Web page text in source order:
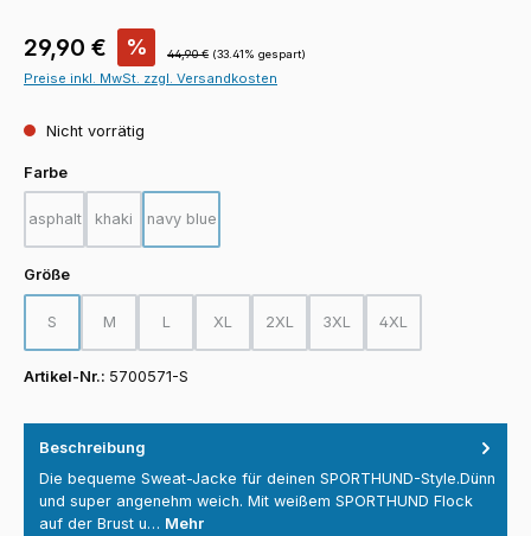
Verkaufspreis:
29,90 € % Regulärer Preis:
44,90 € (33.41% gespart)
Preise inkl. MwSt. zzgl. Versandkosten
Nicht vorrätig
Farbeauswählen
asphalt
(Diese Option ist zurzeit nicht verfügbar.)
khaki
(Diese Option ist zurzeit nicht verfügbar.)
navy blue
(Diese Option ist zurzeit nicht verfügbar.)
Größeauswählen
S
(Diese Option ist zurzeit nicht verfügbar.)
M
(Diese Option ist zurzeit nicht verfügbar.)
L
(Diese Option ist zurzeit nicht verfügbar.)
XL
(Diese Option ist zurzeit nicht verfügbar.)
2XL
(Diese Option ist zurzeit nicht
3XL
(Diese Option ist zurzeit
4XL
(Diese Option ist
Artikel-Nr.: 5700571-S
Beschreibung
Die bequeme Sweat-Jacke für deinen SPORTHUND-Style.Dünn
und super angenehm weich. Mit weißem SPORTHUND Flock
auf der Brust u… Mehr